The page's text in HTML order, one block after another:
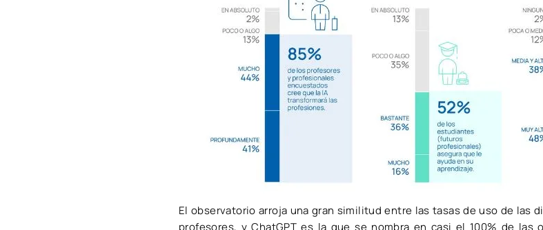
El observatorio arroja una gran similitud entre las tasas de uso de
profesores, y ChatGPT es la que se nombra en casi el 100% de